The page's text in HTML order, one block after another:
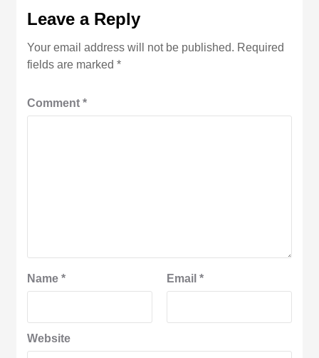
Leave a Reply
Your email address will not be published. Required
fields are marked*
Comment*
Name* Email *
Website